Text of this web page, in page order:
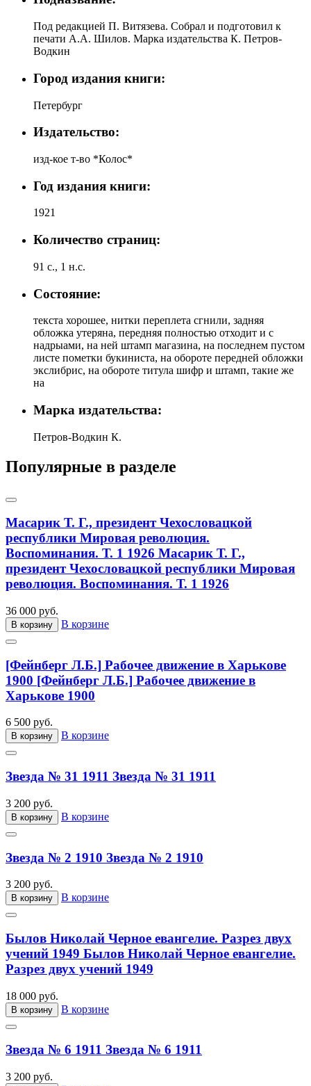
Под редакцией П. Витязева. Собрал и подготовил к
печати А.А. Шилов. Марка издательства К. Петров-
Водкин
Город издания книги:
Петербург
Издательство:
изд-кое т-во *Колос*
Год издания книги:
1921
Количество страниц:
91 с., 1 н.с.
Состояние:
текста хорошее, нитки переплета сгнили, задняя
обложка утеряна, передняя полностью отходит и с
надрыами, на ней штамп магазина, на последнем пустом
листе пометки букиниста, на обороте передней обложки
экслибрис, на обороте титула шифр и штамп, такие же
на
Марка издательства:
Петров-Водкин К.
Популярные в разделе
Масарик Т. Г., президент Чехословацкой
республики Мировая революция.
Воспоминания. Т. 1 1926 Масарик Т. Г.,
президент Чехословацкой республики Мировая
революция. Воспоминания. Т. 1 1926
36 000 руб.
В корзину В корзине
[Фейнберг Л.Б.] Рабочее движение в Харькове
1900 [Фейнберг Л.Б.] Рабочее движение в
Харькове 1900
6 500 руб.
В корзину В корзине
Звезда № 31 1911 Звезда № 31 1911
3 200 руб.
В корзину В корзине
Звезда № 2 1910 Звезда № 2 1910
3 200 руб.
В корзину В корзине
Былов Николай Черное евангелие. Разрез двух
учений 1949 Былов Николай Черное евангелие.
Разрез двух учений 1949
18 000 руб.
В корзину В корзине
Звезда № 6 1911 Звезда № 6 1911
3 200 руб.